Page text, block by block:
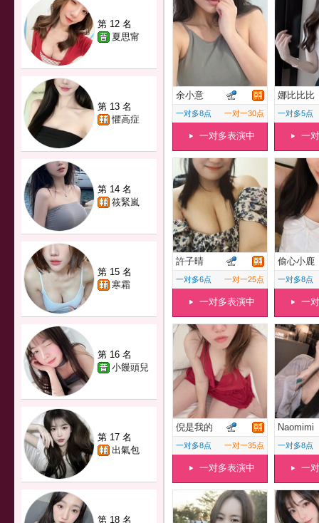
第 12 名
夏思甯
第 13 名
懼高症
第 14 名
筱緊嵐
第 15 名
寒霜
第 16 名
小饅頭兒
第 17 名
出氣包
第 18 名
余小意
一对多8点 一对一30点
一对多表演中
娜比比比
一对多5点
一
許子晴
一对多6点 一对一25点
一对多表演中
偷心小鹿
一对多8点
一
倪是我的
一对多8点 一对一35点
一对多表演中
Naomimi
一对多8点
一